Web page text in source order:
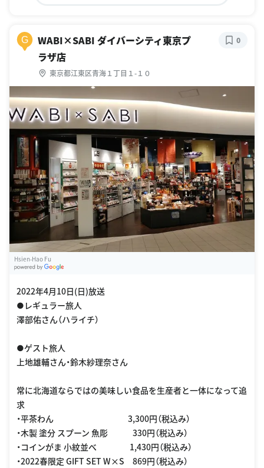
G
WABI×SABI ダイバーシティ東京プ
ラザ店
東京都江東区青海１丁目１-１０
0
Hsien-Hao Fu
2022年4月10日(日)放送
●レギュラー旅人
澤部佑さん（ハライチ）
●ゲスト旅人
上地雄輔さん・鈴木紗理奈さん
常に北海道ならではの美味しい食品を生産者と一体になって追
求
・平茶わん 3,300円（税込み）
・木製 塗分 スプーン 魚彫 330円（税込み）
・コインがま 小紋並べ 1,430円（税込み）
・2022春限定 GIFT SET W×S 869円（税込み）